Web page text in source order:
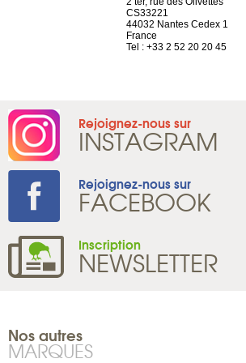
CS33221
44032 Nantes Cedex 1
France
Tel : +33 2 52 20 20 45
Rejoignez-nous sur
INSTAGRAM
Rejoignez-nous sur
FACEBOOK
Inscription
NEWSLETTER
Nos autres
MARQUES